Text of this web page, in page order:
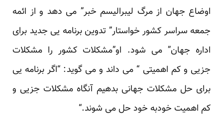
اوضاع جهان از مرگ لیبرالیسم خبر” می دهد و از ائمه
جمعه ‏سراسر کشور خواستار” تدوین برنامه یی جدید برای
اداره جهان” می شود. او”مشکلات کشور را مشکلات
جزیی و کم ‏اهمیتی “ می داند و می گوید: “اگر برنامه یی
برای حل مشکلات جهانی بدهیم آنگاه مشکلات جزیی و
کم اهمیت خودبه ‏خود حل می شوند.“‏